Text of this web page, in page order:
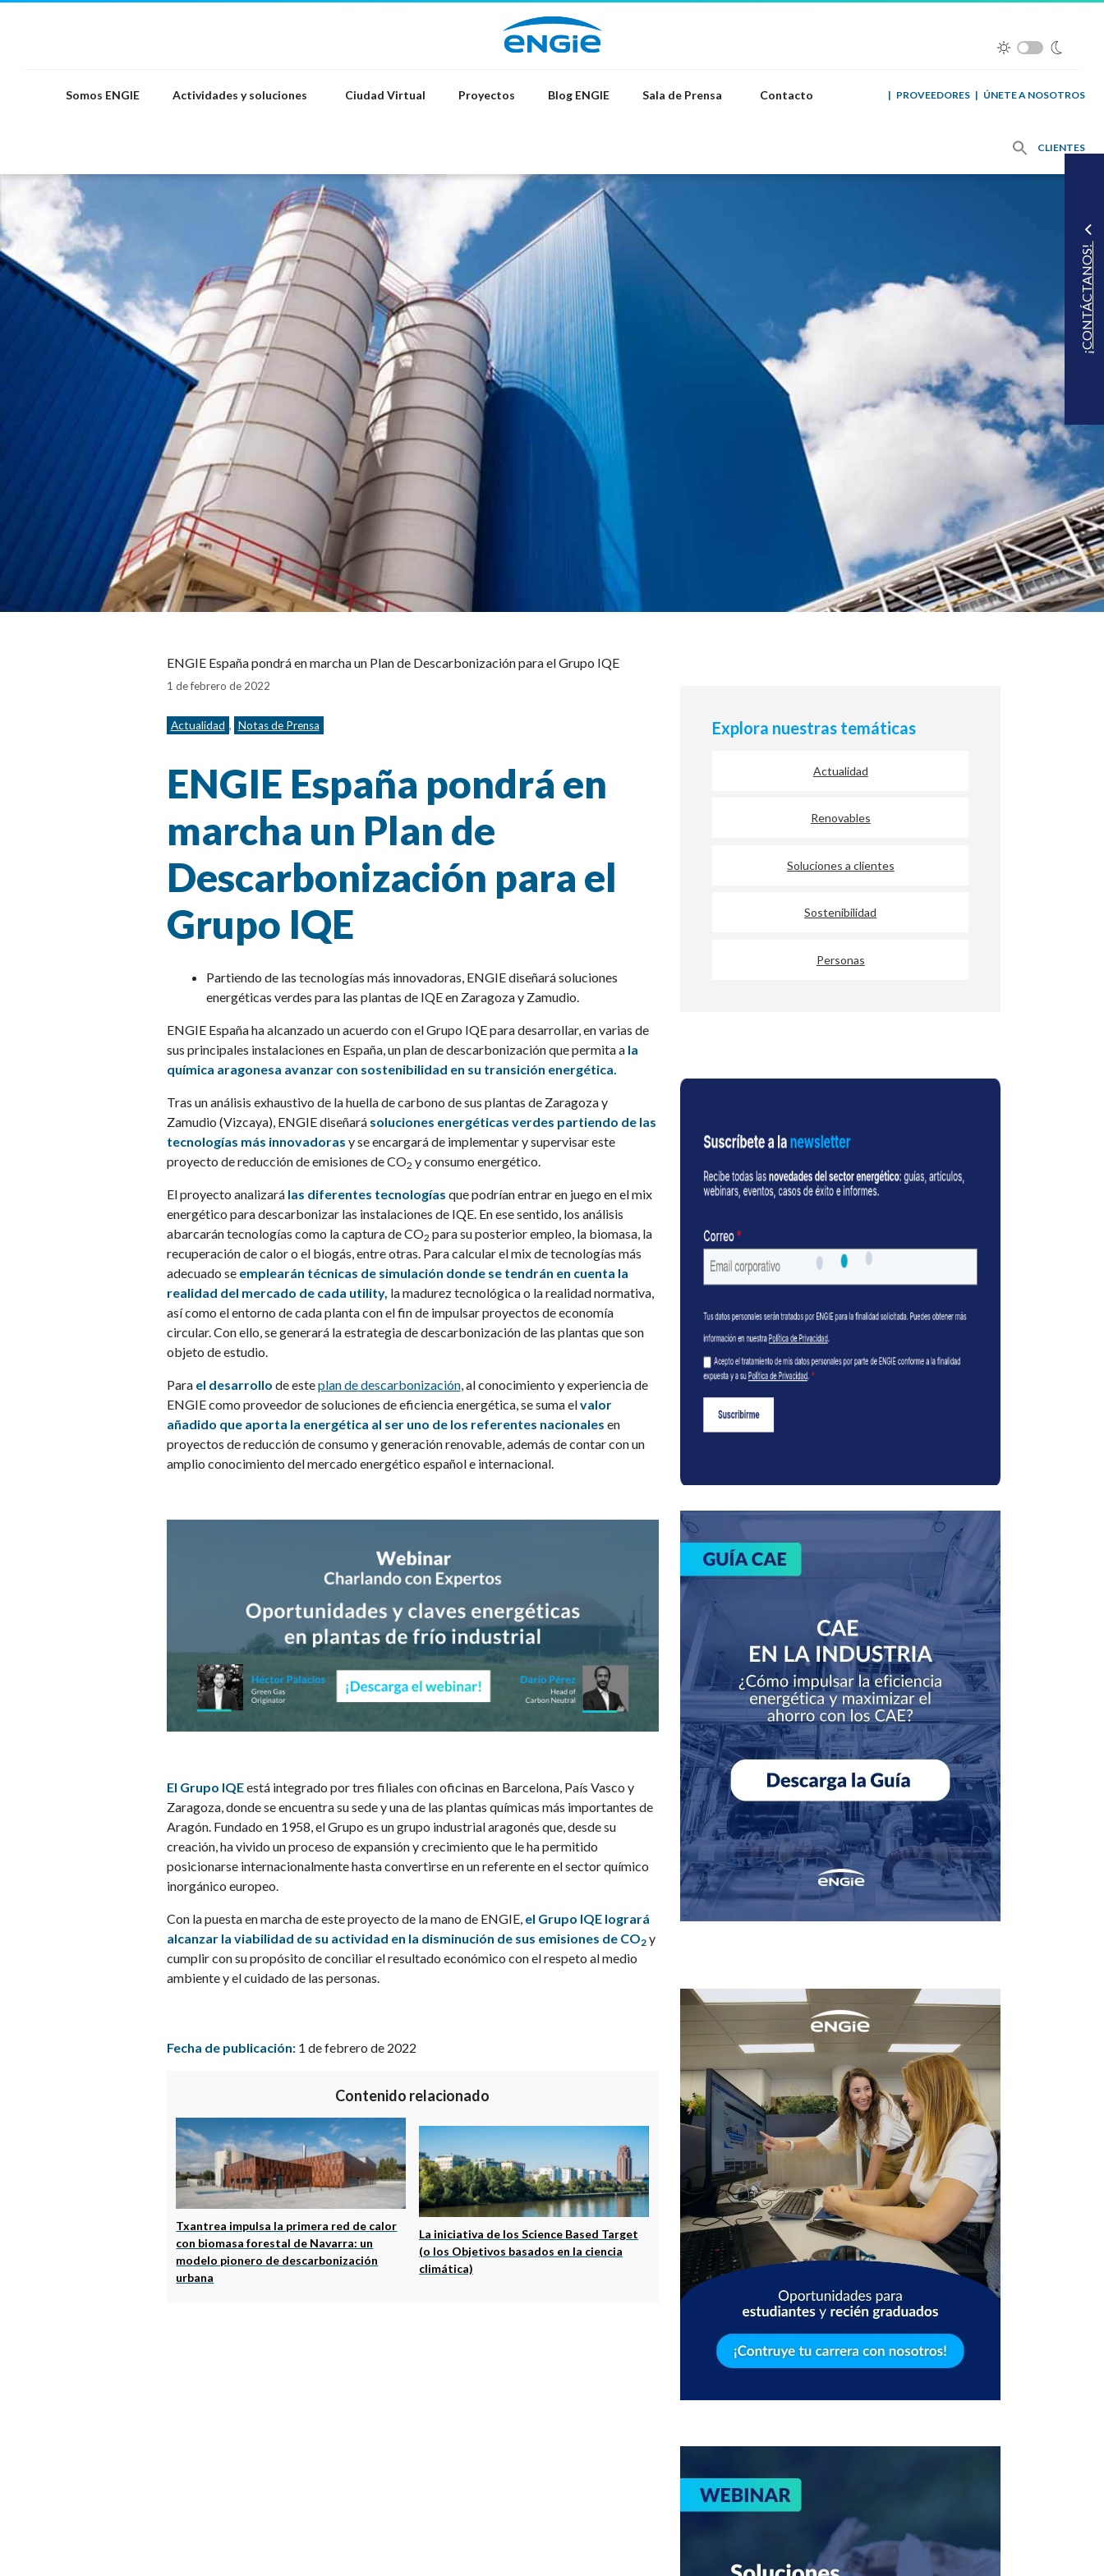
Somos ENGIE Actividades y soluciones Ciudad Virtual Proyectos Blog ENGIE Sala de Prensa Contacto ÚNETE A NOSOTROS
|
PROVEEDORES
|
CLIENTES
¡CONTÁCTANOS!
ENGIE España pondrá en marcha un Plan de Descarbonización para el Grupo IQE
1 de febrero de 2022
Categorías
Actualidad , Notas de Prensa
ENGIE España pondrá en
marcha un Plan de
Descarbonización para el
Grupo IQE
Partiendo de las tecnologías más innovadoras, ENGIE diseñará soluciones
energéticas verdes para las plantas de IQE en Zaragoza y Zamudio.
ENGIE España ha alcanzado un acuerdo con el Grupo IQE para desarrollar, en varias de
sus principales instalaciones en España, un plan de descarbonización que permita a la
química aragonesa avanzar con sostenibilidad en su transición energética.
Tras un análisis exhaustivo de la huella de carbono de sus plantas de Zaragoza y
Zamudio (Vizcaya), ENGIE diseñará soluciones energéticas verdes partiendo de las
tecnologías más innovadoras y se encargará de implementar y supervisar este
proyecto de reducción de emisiones de CO2 y consumo energético.
El proyecto analizará las diferentes tecnologías que podrían entrar en juego en el mix
energético para descarbonizar las instalaciones de IQE. En ese sentido, los análisis
abarcarán tecnologías como la captura de CO2 para su posterior empleo, la biomasa, la
recuperación de calor o el biogás, entre otras. Para calcular el mix de tecnologías más
adecuado seemplearán técnicas de simulación donde se tendrán en cuenta la
realidad del mercado de cada utility, la madurez tecnológica o la realidad normativa,
así como el entorno de cada planta con el fin de impulsar proyectos de economía
circular. Con ello, se generará la estrategia de descarbonización de las plantas que son
objeto de estudio.
Para el desarrollo de esteplan de descarbonización, al conocimiento y experiencia de
ENGIE como proveedor de soluciones de eficiencia energética, se suma elvalor
añadido que aporta la energética al ser uno de los referentes nacionales en
proyectos de reducción de consumo y generación renovable, además de contar con un
amplio conocimiento del mercado energético español e internacional.
El Grupo IQEestá integrado por tres filiales con oficinas en Barcelona, País Vasco y
Zaragoza, donde se encuentra su sede y una de las plantas químicas más importantes de
Aragón. Fundado en 1958, el Grupo es un grupo industrial aragonés que, desde su
creación, ha vivido un proceso de expansión y crecimiento que le ha permitido
posicionarse internacionalmente hasta convertirse en un referente en el sector químico
inorgánico europeo.
Con la puesta en marcha de este proyecto de la mano de ENGIE, el Grupo IQE logrará
alcanzar la viabilidad de su actividad en la disminución de sus emisiones de CO2y
cumplir con su propósito de conciliar el resultado económico con el respeto al medio
ambiente y el cuidado de las personas.
Fecha de publicación:1 de febrero de 2022
Contenido relacionado
Txantrea impulsa la primera red de calor
con biomasa forestal de Navarra: un
modelo pionero de descarbonización
urbana
La iniciativa de los Science Based Target
(o los Objetivos basados en la ciencia
climática)
Explora nuestras temáticas
Actualidad
Renovables
Soluciones a clientes
Sostenibilidad
Personas